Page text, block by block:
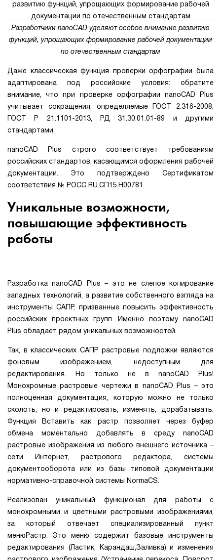
Разработчики nanoCAD уделяют особое внимание развитию
функций, упрощающих формирование рабочей документации
по отечественным стандартам
Даже классическая функция проверки орфографии была
адаптирована под российские условия: обратите
внимание, что при проверке орфографии nanoCAD Plus
учитывает сокращения, определяемые ГОСТ 2.316-2008,
ГОСТ Р 21.1101-2013, РД 31.30.01.01-89 и другими
стандартами.
nanoCAD Plus строго соответствует требованиям
российских стандартов, касающимся оформления рабочей
документации. Это подтверждено Сертификатом
соответствия № РОСС RU.СП15.Н00781.
Уникальные возможности,
повышающие эффективность
работы
Разработка nanoCAD Plus – это не слепое копирование
западных технологий, а развитие собственного взгляда на
инструменты САПР, призванные повысить эффективность
российских проектных групп. Именно поэтому nanoCAD
Plus обладает рядом уникальных возможностей.
Так, в классических САПР растровые подложки являются
фоновым изображением, недоступным для
редактирования. Но только не в nanoCAD Plus!
Монохромные растровые чертежи в nanoCAD Plus – это
полноценная документация, которую можно не только
сколоть, но и редактировать, изменять, дорабатывать.
Функция Вставить как растр позволяет через буфер
обмена моментально добавлять в среду nanoCAD
растровые изображения из любого внешнего источника –
сети Интернет, растрового редактора, системы
документооборота или из базы типовой документации
нормативно-справочной системы NormaCS.
Реализован уникальный функционал для работы с
монохромными и цветными растровыми изображениями,
за который отвечает специализированный пункт
менюРастр. Это меню содержит базовые инструменты
редактирования (Ластик, Карандаш,Заливка) и изменения